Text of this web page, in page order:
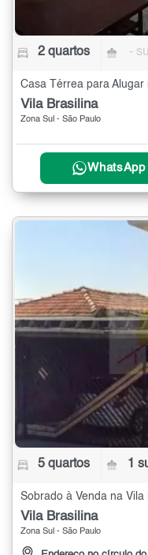
2 quartos -
Casa Térrea para
Vila Brasilina
Zona Sul - São Paulo
WhatsApp
5 quartos 1
Sobrado à Venda na
Vila Brasilina
Zona Sul - São Paulo